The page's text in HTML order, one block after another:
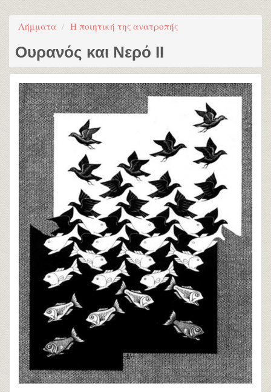
Λήμματα Η ποιητική της ανατροπής
Ουρανός και Νερό ΙI